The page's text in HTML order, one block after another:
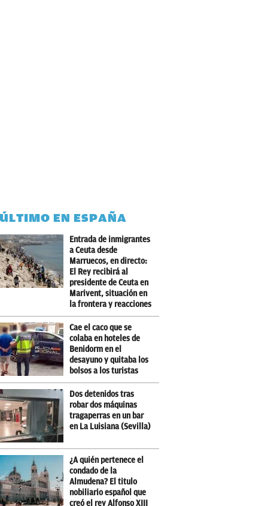
EN ESPAÑA
Entrada de inmigrantes
a Ceuta desde
Marruecos, en directo:
El Rey recibirá al
presidente de Ceuta en
Marivent, situación en
la frontera y reacciones
Cae el caco que se
colaba en hoteles de
Benidorm en el
desayuno y quitaba los
bolsos a los turistas
Dos detenidos tras
robar dos máquinas
tragaperras en un bar
en La Luisiana (Sevilla)
¿A quién pertenece el
condado de la
Almudena? El titulo
nobiliario español que
creó el rey Alfonso XIII